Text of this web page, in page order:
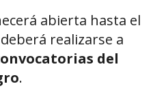
abierta hasta el
realizarse a
del
.